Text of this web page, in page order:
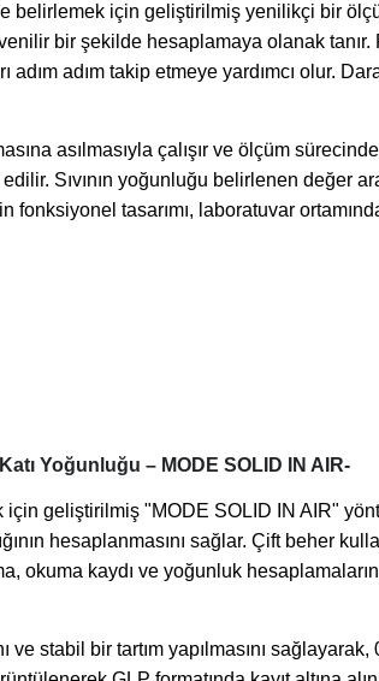
belirlemek için geliştirilmiş yenilikçi bir
bir şekilde hesaplamaya olanak tanır.
adım takip etmeye yardımcı olur.
asılmasıyla çalışır ve ölçüm
Sıvının yoğunluğu belirlenen değer
fonksiyonel tasarımı, laboratuvar
Katı Yoğunluğu – MODE SOLID IN AIR-
geliştirilmiş "MODE SOLID IN AIR"
hesaplanmasını sağlar. Çift beher
okuma kaydı ve yoğunluk
ve stabil bir tartım yapılmasını